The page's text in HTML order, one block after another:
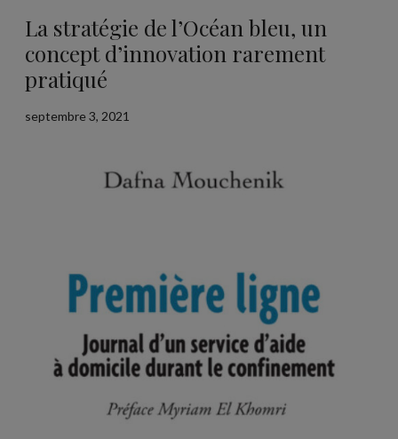
La stratégie de l’Océan bleu, un
concept d’innovation rarement
pratiqué
septembre 3, 2021